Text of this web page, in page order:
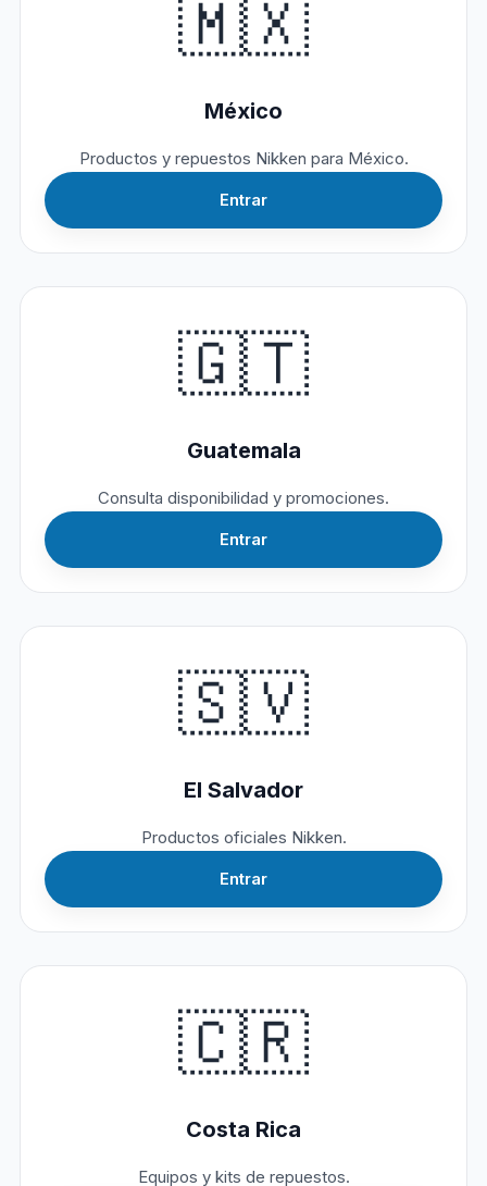
🇲🇽
México
Productos y repuestos Nikken para México.
Entrar
🇬🇹
Guatemala
Consulta disponibilidad y promociones.
Entrar
🇸🇻
El Salvador
Productos oficiales Nikken.
Entrar
🇨🇷
Costa Rica
Equipos y kits de repuestos.